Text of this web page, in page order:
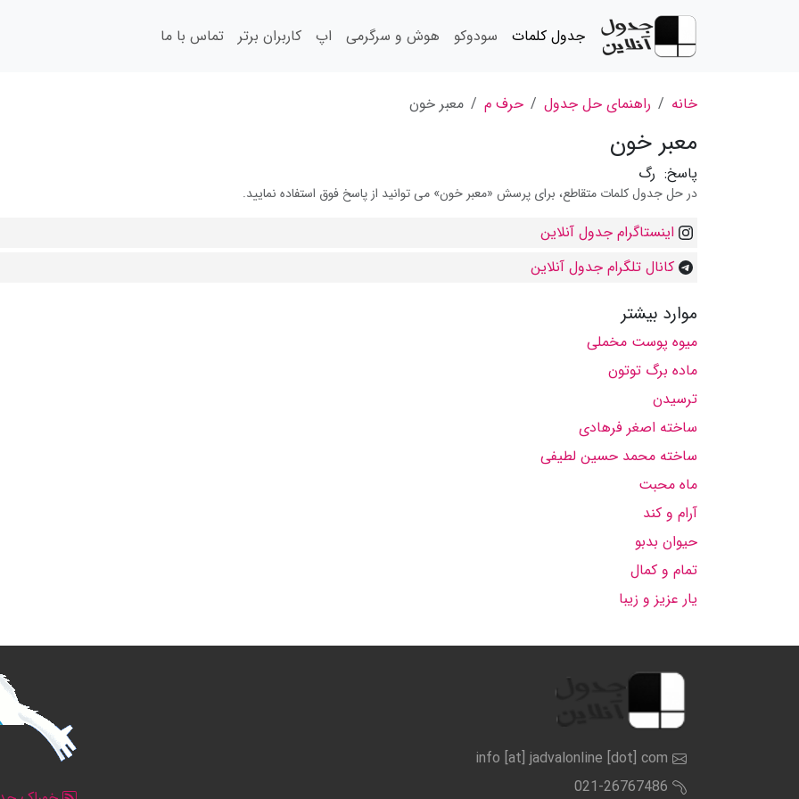
جدول کلمات سودوکو هوش و سرگرمی اپ کاربران برتر تماس با ما
خانه راهنمای حل جدول حرف م معبر خون
معبر خون
پاسخ: رگ
در حل جدول کلمات متقاطع، برای پرسش «معبر خون» می توانید از پاسخ فوق استفاده نمایید.
اینستاگرام جدول آنلاین
کانال تلگرام جدول آنلاین
موارد بیشتر
میوه پوست مخملی
ماده برگ توتون
ترسیدن
ساخته اصغر فرهادى
ساخته محمد حسین لطیفى
ماه محبت
آرام و كند
حیوان بدبو
تمام و كمال
یار عزیز و زیبا
info [at] jadvalonline [dot] com
021-26767486